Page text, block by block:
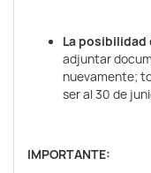
La
adjuntar
nuevamente;
ser al 30 de
IMPORTANTE: